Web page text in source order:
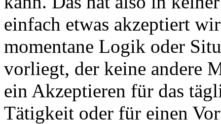
einfach etwas akzeptiert
momentane Logik oder
vorliegt, der keine andere
ein Akzeptieren für das
Tätigkeit oder für einen